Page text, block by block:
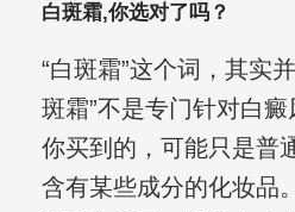
白斑霜,你选对了吗？
“白斑霜”这个词，其实
斑霜”不是专门针对白癜
你买到的，可能只是普
含有某些成分的化妆品